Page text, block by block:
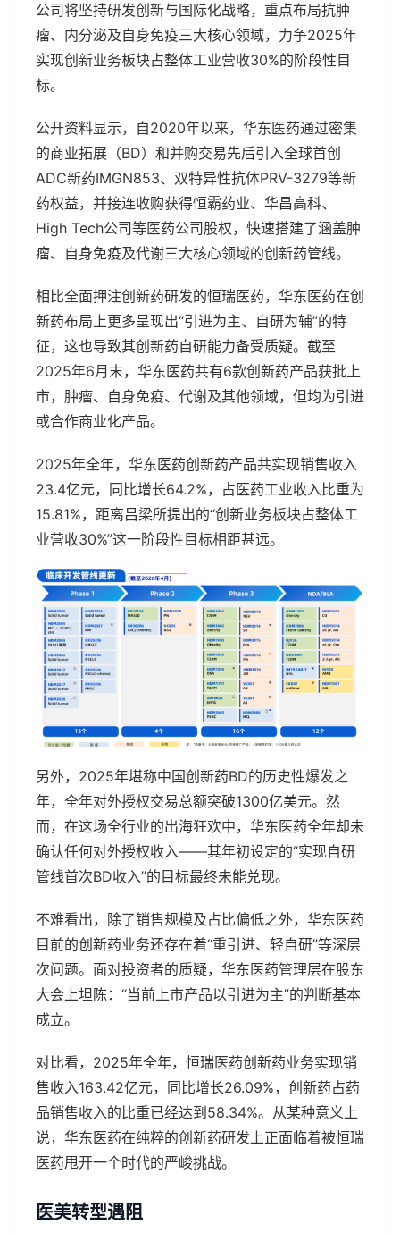
公司将坚持研发创新与国际化战略，重点布局抗肿
瘤、内分泌及自身免疫三大核心领域，力争2025年
实现创新业务板块占整体工业营收30%的阶段性目
标。
公开资料显示，自2020年以来，华东医药通过密集
的商业拓展（BD）和并购交易先后引入全球首创
ADC新药IMGN853、双特异性抗体PRV-3279等新
药权益，并接连收购获得恒霸药业、华昌高科、
High Tech公司等医药公司股权，快速搭建了涵盖肿
瘤、自身免疫及代谢三大核心领域的创新药管线。
相比全面押注创新药研发的恒瑞医药，华东医药在创
新药布局上更多呈现出“引进为主、自研为辅”的特
征，这也导致其创新药自研能力备受质疑。截至
2025年6月末，华东医药共有6款创新药产品获批上
市，肿瘤、自身免疫、代谢及其他领域，但均为引进
或合作商业化产品。
2025年全年，华东医药创新药产品共实现销售收入
23.4亿元，同比增长64.2%，占医药工业收入比重为
15.81%，距离吕梁所提出的“创新业务板块占整体工
业营收30%”这一阶段性目标相距甚远。
另外，2025年堪称中国创新药BD的历史性爆发之
年，全年对外授权交易总额突破1300亿美元。然
而，在这场全行业的出海狂欢中，华东医药全年却未
确认任何对外授权收入——其年初设定的“实现自研
管线首次BD收入”的目标最终未能兑现。
不难看出，除了销售规模及占比偏低之外，华东医药
目前的创新药业务还存在着“重引进、轻自研”等深层
次问题。面对投资者的质疑，华东医药管理层在股东
大会上坦陈：“当前上市产品以引进为主”的判断基本
成立。
对比看，2025年全年，恒瑞医药创新药业务实现销
售收入163.42亿元，同比增长26.09%，创新药占药
品销售收入的比重已经达到58.34%。从某种意义上
说，华东医药在纯粹的创新药研发上正面临着被恒瑞
医药甩开一个时代的严峻挑战。
医美转型遇阻